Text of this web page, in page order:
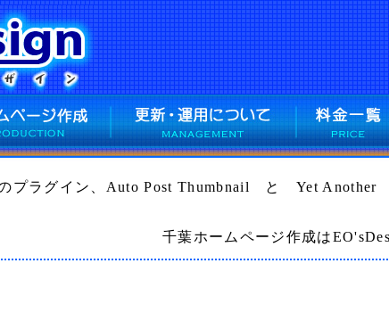
プラグイン、Auto Post Thumbnail と Yet Another
千葉ホームページ作成は